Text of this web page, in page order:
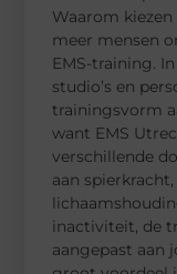
Waarom
meer mensen
EMS-training.
studio’s en
trainingsvorm
want EMS
verschillende
aan
inactiviteit, de
aangepast aan